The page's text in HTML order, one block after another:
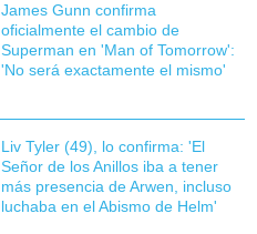
James Gunn confirma
oficialmente el cambio de
Superman en 'Man of Tomorrow':
'No será exactamente el mismo'
Liv Tyler (49), lo confirma: 'El
Señor de los Anillos iba a tener
más presencia de Arwen, incluso
luchaba en el Abismo de Helm'